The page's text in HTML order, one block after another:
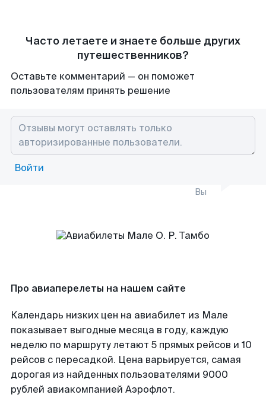
Часто летаете и знаете больше других
путешественников?
Оставьте комментарий — он поможет
пользователям принять решение
Войти
Вы
Про авиаперелеты на нашем сайте
Календарь низких цен на авиабилет из Мале
показывает выгодные месяца в году, каждую
неделю по маршруту летают 5 прямых рейсов и 10
рейсов с пересадкой. Цена варьируется, самая
дорогая из найденных пользователями 9000
рублей авиакомпанией Аэрофлот.